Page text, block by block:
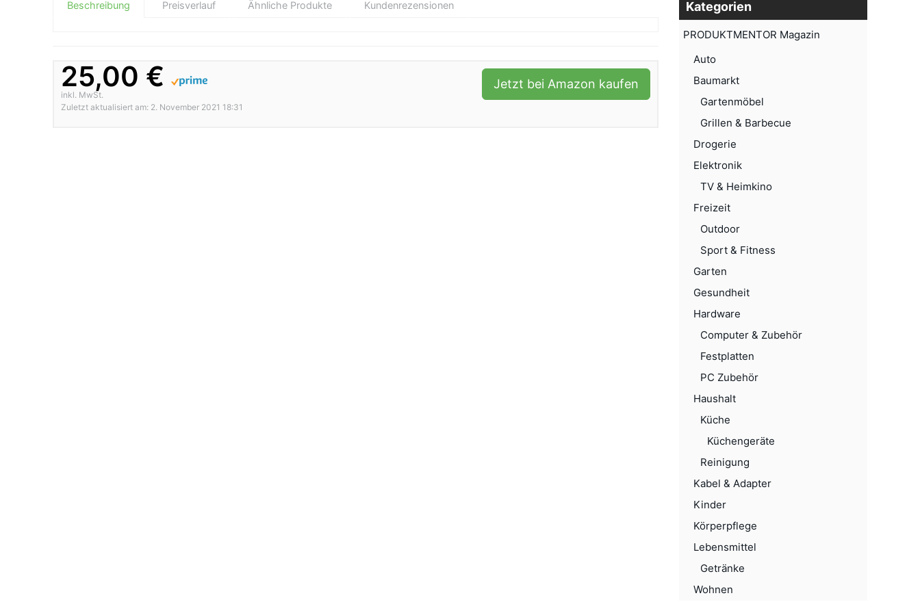
Beschreibung Preisverlauf Ähnliche Produkte Kundenrezensionen
25,00 €
inkl. MwSt.
Zuletzt aktualisiert am: 2. November 2021 18:31
Jetzt bei Amazon kaufen
Kategorien
PRODUKTMENTOR Magazin
Auto
Baumarkt
Gartenmöbel
Grillen & Barbecue
Drogerie
Elektronik
TV & Heimkino
Freizeit
Outdoor
Sport & Fitness
Garten
Gesundheit
Hardware
Computer & Zubehör
Festplatten
PC Zubehör
Haushalt
Küche
Küchengeräte
Reinigung
Kabel & Adapter
Kinder
Körperpflege
Lebensmittel
Getränke
Wohnen